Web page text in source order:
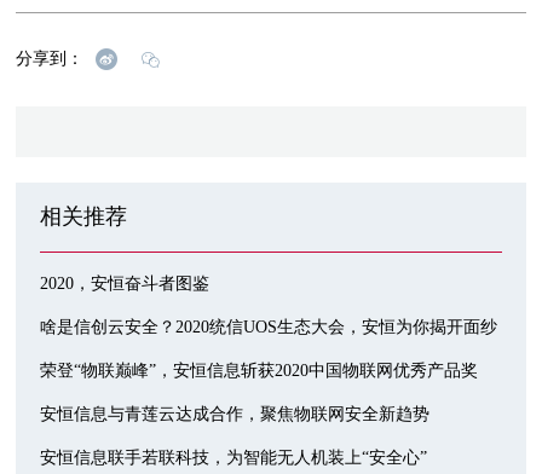
分享到：
相关推荐
2020，安恒奋斗者图鉴
啥是信创云安全？2020统信UOS生态大会，安恒为你揭开面纱
荣登“物联巅峰”，安恒信息斩获2020中国物联网优秀产品奖
安恒信息与青莲云达成合作，聚焦物联网安全新趋势
安恒信息联手若联科技，为智能无人机装上“安全心”